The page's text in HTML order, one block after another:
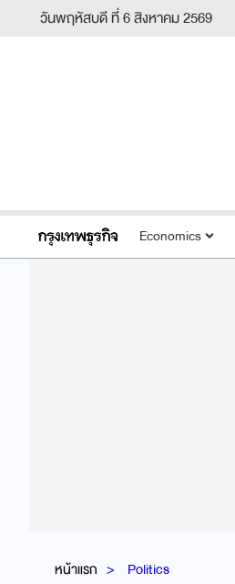
วันพฤหัสบดี ที่ 6 สิงหาคม 2569
Economics
หน้าแรก Politics